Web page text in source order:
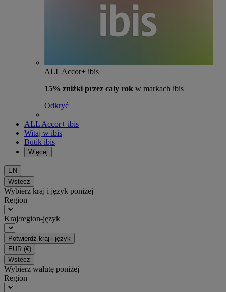
ALL Accor+ ibis
15% zniżki przez cały rok w markach ibis
Odkryć
ALL Accor+ ibis
Witaj w ibis
Butik ibis
Więcej
EN
Wstecz
Wybierz kraj i język poniżej
Region
Kraj/region-język
Potwierdź kraj i język
EUR (€)
Wstecz
Wybierz walutę poniżej
Region